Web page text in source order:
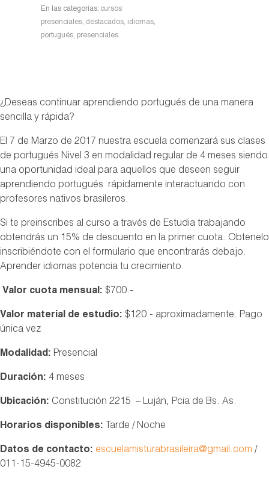
En las categorías: cursos
presenciales, destacados, idiomas,
portugués, presenciales
¿Deseas continuar aprendiendo portugués de una manera
sencilla y rápida?
El 7 de Marzo de 2017 nuestra escuela comenzará sus clases
de portugués Nivel 3 en modalidad regular de 4 meses siendo
una oportunidad ideal para aquellos que deseen seguir
aprendiendo portugués rápidamente interactuando con
profesores nativos brasileros.
Si te preinscribes al curso a través de Estudia trabajando
obtendrás un 15% de descuento en la primer cuota. Obtenelo
inscribiéndote con el formulario que encontrarás debajo.
Aprender idiomas potencia tu crecimiento.
Valor cuota mensual: $700.-
Valor material de estudio: $120.- aproximadamente. Pago
única vez
Modalidad: Presencial
Duración: 4 meses
Ubicación: Constitución 2215 – Luján, Pcia de Bs. As.
Horarios disponibles: Tarde / Noche
Datos de contacto: escuelamisturabrasileira@gmail.com /
011-15-4945-0082